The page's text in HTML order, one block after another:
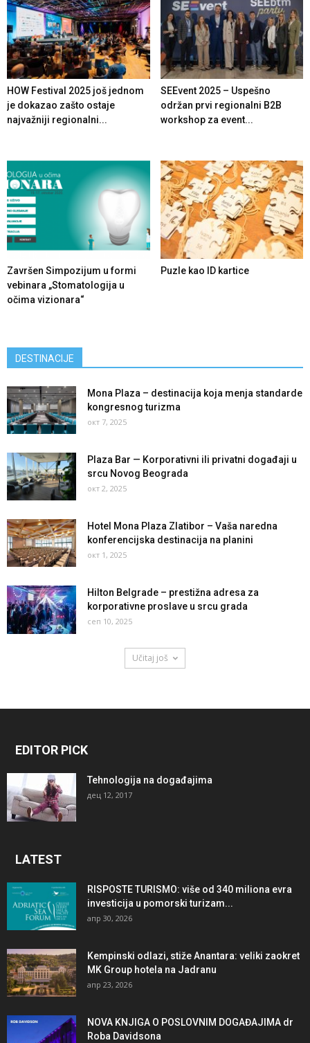
HOW Festival 2025 još jednom
je dokazao zašto ostaje
najvažniji regionalni...
SEEvent 2025 – Uspešno
održan prvi regionalni B2B
workshop za event...
Završen Simpozijum u formi
vebinara „Stomatologija u
očima vizionara“
Puzle kao ID kartice
DESTINACIJE
Mona Plaza – destinacija koja menja standarde
kongresnog turizma
окт 7, 2025
Plaza Bar — Korporativni ili privatni događaji u
srcu Novog Beograda
окт 2, 2025
Hotel Mona Plaza Zlatibor – Vaša naredna
konferencijska destinacija na planini
окт 1, 2025
Hilton Belgrade – prestižna adresa za
korporativne proslave u srcu grada
сеп 10, 2025
Učitaj još
EDITOR PICK
Tehnologija na događajima
дец 12, 2017
LATEST
RISPOSTE TURISMO: više od 340 miliona evra
investicija u pomorski turizam...
апр 30, 2026
Kempinski odlazi, stiže Anantara: veliki zaokret
MK Group hotela na Jadranu
апр 23, 2026
NOVA KNJIGA O POSLOVNIM DOGAĐAJIMA dr
Roba Davidsona